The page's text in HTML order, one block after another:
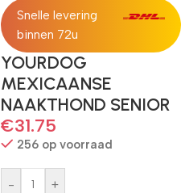
Snelle levering
binnen 72u
YOURDOG
MEXICAANSE
NAAKTHOND SENIOR
€31.75
256 op voorraad
- +